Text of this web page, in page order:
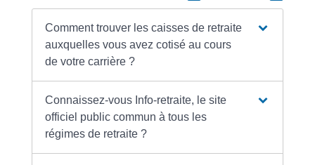
Comment trouver les caisses de retraite
auxquelles vous avez cotisé au cours
de votre carrière ?
Connaissez-vous Info-retraite, le site
officiel public commun à tous les
régimes de retraite ?